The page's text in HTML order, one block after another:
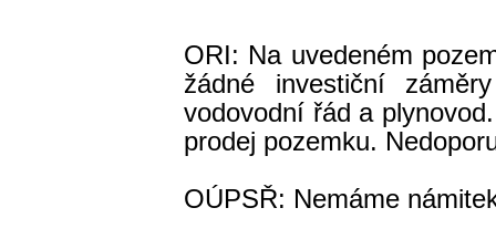
ORI: Na uvedeném
žádné investiční
vodovodní řád a
prodej pozemku.
OÚPSŘ: Nemáme